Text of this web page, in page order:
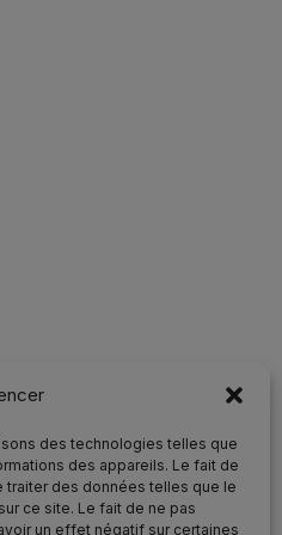
des technologies telles que
des appareils. Le fait de
des données telles que le
ce site. Le fait de ne pas
un effet négatif sur certaines